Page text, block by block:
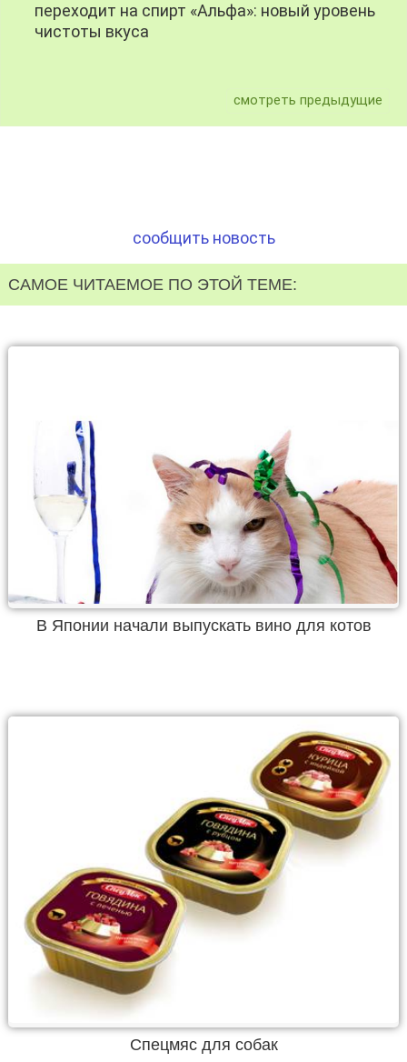
переходит на спирт «Альфа»: новый уровень
чистоты вкуса
смотреть предыдущие
сообщить новость
САМОЕ ЧИТАЕМОЕ ПО ЭТОЙ ТЕМЕ:
В Японии начали выпускать вино для котов
Спецмяс для собак